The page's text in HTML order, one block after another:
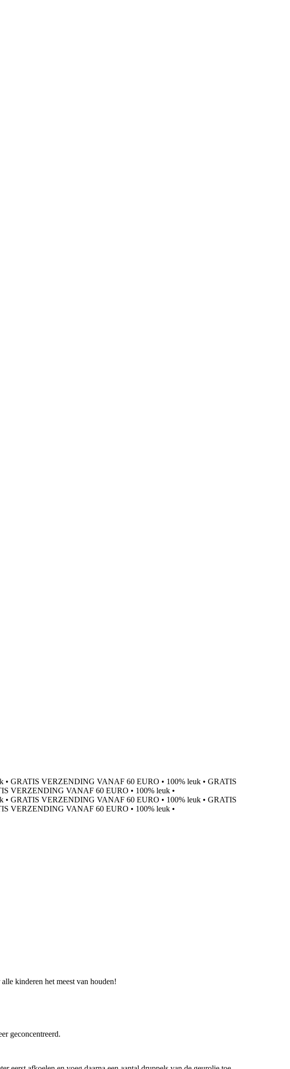
• GRATIS VERZENDING VANAF 60 EURO • 100% leuk • GRATIS
VERZENDING VANAF 60 EURO • 100% leuk •
• GRATIS VERZENDING VANAF 60 EURO • 100% leuk • GRATIS
VERZENDING VANAF 60 EURO • 100% leuk •
kinderen het meest van houden!
geconcentreerd.